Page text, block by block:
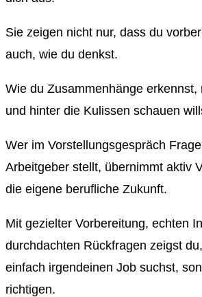
Sie zeigen nicht nur, dass du
auch, wie du denkst.
Wie du Zusammenhänge erkennst,
und hinter die Kulissen schauen
Wer im Vorstellungsgespräch
Arbeitgeber stellt, übernimmt aktiv
die eigene berufliche Zukunft.
Mit gezielter Vorbereitung, echten
durchdachten Rückfragen zeigst
einfach irgendeinen Job suchst,
richtigen.